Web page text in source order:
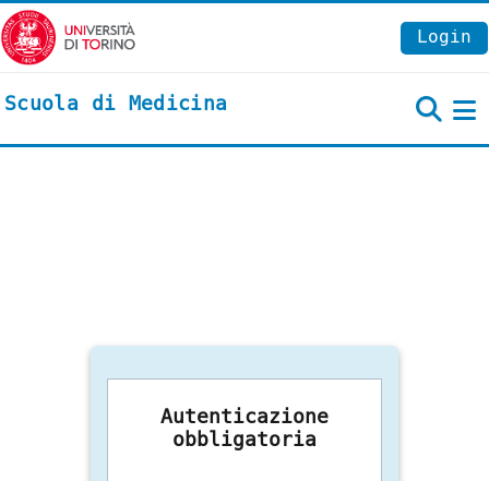
Vai al contenuto principale
Login
Scuola di Medicina
Autenticazione
obbligatoria